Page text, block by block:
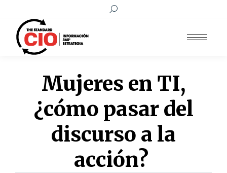
Buscar:
Mujeres en TI,
¿cómo pasar del
discurso a la
acción?